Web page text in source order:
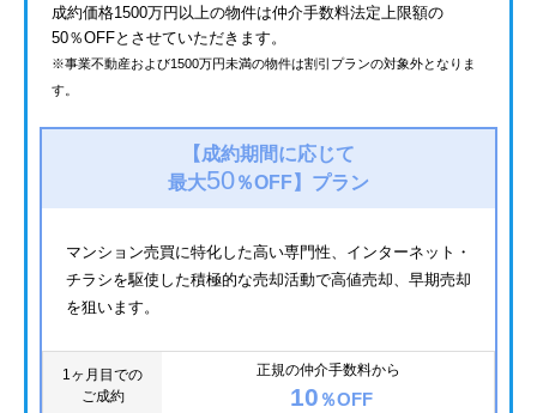
京成金町線
成約価格1500万円以上の物件は仲介手数料法定上限額の
50％OFFとさせていただきます。
※事業不動産および1500万円未満の物件は割引プランの対象外となりま
す。
【成約期間に応じて
最大50％OFF】 プラン
マンション売買に特化した高い専門性、インターネット・
チラシを駆使した積極的な売却活動で高値売却、早期売却
を狙います。
1ヶ月目での
ご成約
正規の仲介手数料から
10 ％OFF